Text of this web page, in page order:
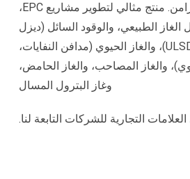
المعدات بالتوازي المتزامن. منتج مثالي لتطوير مشاريع EPC،
الغاز الطبيعي، والوقود السائل (ديزل
#2)، والغاز الحيوي (مدافن النفايات،
والغاز المصاحب، والغاز الحامض،
وغاز البترول المسال
التجارية للشركات التابعة لنا.